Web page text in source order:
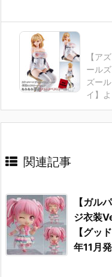
【ア
ール
ズー
イ】
関連記事
【ガル
ジ衣装
【グッ
年11月